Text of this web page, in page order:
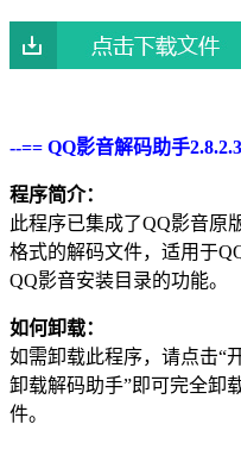
--== QQ影音解码助手
程序简介：
此程序已集成了QQ影音原
格式的解码文件，适用于
QQ影音安装目录的功能。
如何卸载：
如需卸载此程序，请点击“
卸载解码助手”即可完全卸
件。